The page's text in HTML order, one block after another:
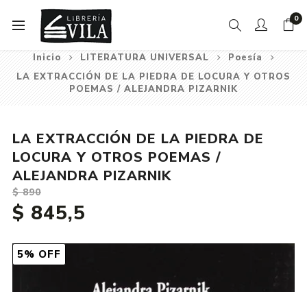
0
Inicio LITERATURA UNIVERSAL
Poesía
LA EXTRACCIÓN DE LA PIEDRA DE LOCURA Y OTROS
POEMAS / ALEJANDRA PIZARNIK
5% OFF
LA EXTRACCIÓN DE LA PIEDRA DE
LOCURA Y OTROS POEMAS /
ALEJANDRA PIZARNIK
$ 890
$ 845,5